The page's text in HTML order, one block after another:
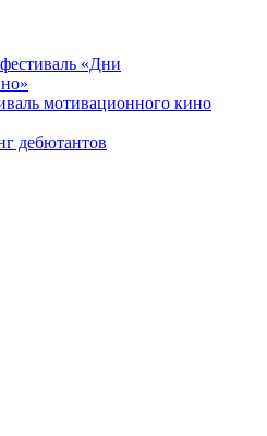
«Дни
мотивационного кино
дебютантов